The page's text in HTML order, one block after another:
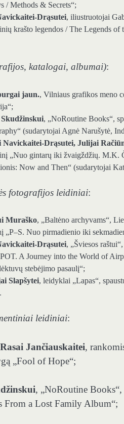
/ Methods & Secrets“;
Drąsutei, iliustruotojai
krašto legendos / The Legends
katalogai, albumai):
jaun., Vilniaus grafikos meno
, „NoRoutine Books“,
(sudarytojai Agnė Narušytė,
Navickaitei-Drąsutei, Julijai
„Nuo gintarų iki žvaigždžių.
Now and Then“ (sudarytojai
fotografijos leidiniai:
Muraško, „Baltėno archyvams“,
Nuo pirmadienio iki
Drąsutei, „Šviesos
A Journey into the World of
stebėjimo pasaulį“;
Slapšytei, leidyklai „Lapas“,
leidiniai:
Rasai Jančiauskaitei,
„Fool of Hope“;
, „NoRoutine
From a Lost Family Album“;